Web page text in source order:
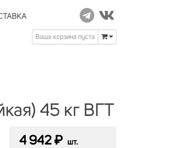
Ваша корзина пуста
45 кг ВГТ
4 942 ₽ шт.